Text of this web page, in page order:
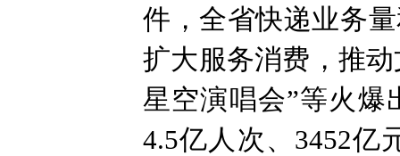
件，全省快递业务
扩大服务消费，推
星空演唱会”等火爆
4.5亿人次、3452亿